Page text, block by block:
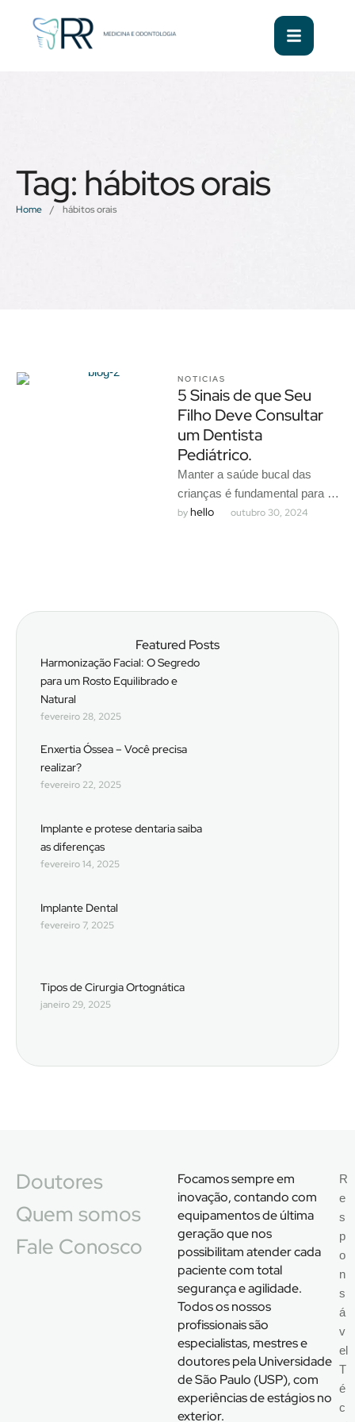
Tag: hábitos orais
Home / hábitos orais
NOTICIAS
5 Sinais de que Seu
Filho Deve Consultar
um Dentista
Pediátrico.
Manter a saúde bucal das
crianças é fundamental para o
desenvolvimento de dentes
by hello outubro 30, 2024
Featured Posts
Harmonização Facial: O Segredo
para um Rosto Equilibrado e
Natural
fevereiro 28, 2025
Enxertia Óssea – Você precisa
realizar?
fevereiro 22, 2025
Implante e protese dentaria saiba
as diferenças
fevereiro 14, 2025
Implante Dental
fevereiro 7, 2025
Tipos de Cirurgia Ortognática
janeiro 29, 2025
Doutores
Quem somos
Fale Conosco
Focamos sempre em
inovação, contando com
equipamentos de última
geração que nos
possibilitam atender cada
paciente com total
segurança e agilidade.
Todos os nossos
profissionais são
especialistas, mestres e
doutores pela Universidade
de São Paulo (USP), com
experiências de estágios no
exterior.
R
e
s
p
o
n
s
á
v
el
T
é
c